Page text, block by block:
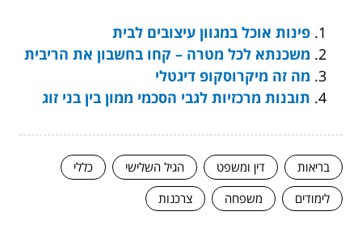
פינות אוכל במגוון עיצובים לבית
משכנתא לכל מטרה – קחו בחשבון את הריבית
מה זה מיקרוסקופ דיגטלי
תובנות מרכזיות לגבי הסכמי ממון בין בני זוג
בריאות דין ומשפט הגיל השלישי
כללי
לימודים
משפחה צרכנות